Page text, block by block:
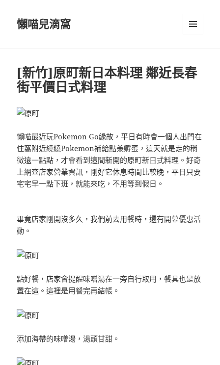
懶喵兒滴窩
[新竹]原町新日本料理 鄰近長春
街平價日式料理
懶喵最近玩Pokemon Go緣故，平日有時會一個人出門在
住窩附近繞繞Pokemon補給點兼孵蛋，這天就是走的稍
微遠一點點，才會看到這間新開的原町新日式料理。好奇
上網查店家營業資訊，剛好它休息時間比較晚，平日只要
宅宅早一點下班，就能來吃，不用等到假日。
畢竟店家剛開沒多久，我們前去用餐時，還有開幕優惠活
動。
點好餐，店家會提醒味噌湯在一旁自行取用，餐具也是放
置在這。這裡是用餐完再結帳。
添加海帶的味噌湯，湯頭甘甜。